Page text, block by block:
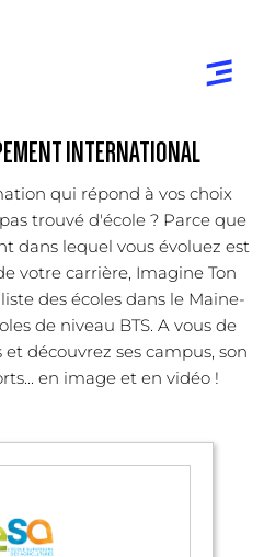
INTERNATIONAL
qui répond à vos choix
trouvé d'école ? Parce que
dans lequel vous évoluez est
votre carrière, Imagine Ton
des écoles dans le Maine-
de niveau BTS. A vous de
découvrez ses campus, son
en image et en vidéo !